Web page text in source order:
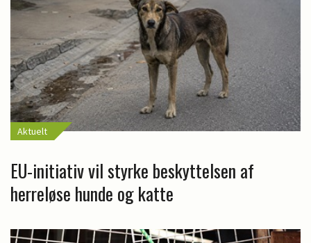
Aktuelt
EU-initiativ vil styrke beskyttelsen af
herreløse hunde og katte